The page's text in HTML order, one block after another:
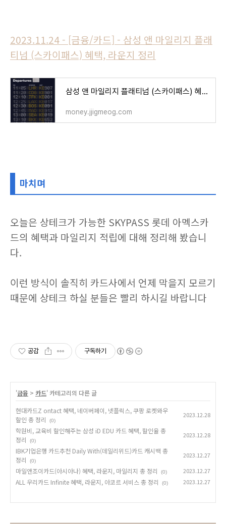
2023.11.24 - [금융/카드] - 삼성 앤 마일리지 플래
티넘 (스카이패스) 혜택, 라운지 정리
삼성 앤 마일리지 플래티넘 (스카이패스) 혜택, 라운지 정리
money.jjigmeog.com
마치며
오늘은 상테크가 가능한 SKYPASS 롯데 아멕스카
드의 혜택과 마일리지 적립에 대해 정리해 봤습니
다.
이런 방식이 솔직히 카드사에서 언제 막을지 모르기
때문에 상테크 하실 분들은 빨리 하시길 바랍니다
공감 구독하기
'금융 > 카드' 카테고리의 다른 글
현대카드Z ontact 혜택, 네이버페이, 넷플릭스, 쿠팡 로켓와우
할인 총 정리
(0)
2023.12.28
학원비, 교육비 할인해주는 삼성 iD EDU 카드 혜택, 할인율 총
정리
(0)
2023.12.28
IBK기업은행 카드추천 Daily With(데일리위드)카드 캐시백 총
정리
(0)
2023.12.27
마일앤조이카드(아시아나) 혜택, 라운지, 마일리지 총 정리 (0) 2023.12.27
ALL 우리카드 Infinite 혜택, 라운지, 아코르 서비스 총 정리 (0) 2023.12.27